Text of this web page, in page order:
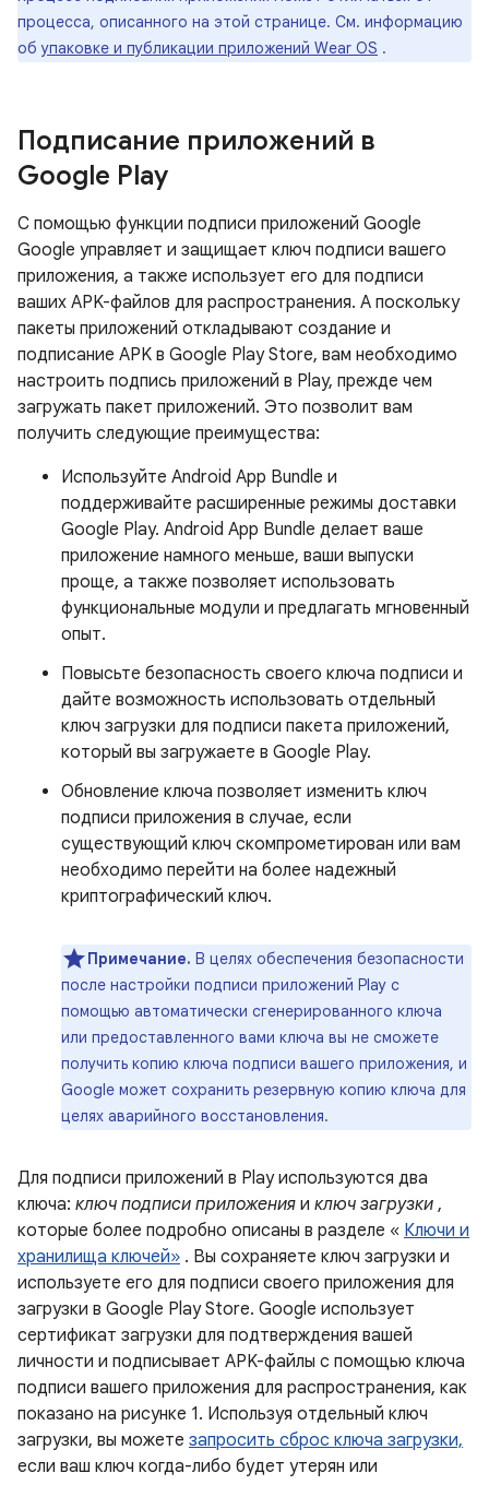
процесса, описанного на этой странице. См. информацию
обупаковке и публикации приложений Wear OS .
Подписание приложений в
Google Play
С помощью функции подписи приложений Google
Google управляет и защищает ключ подписи вашего
приложения, а также использует его для подписи
ваших APK-файлов для распространения. А поскольку
пакеты приложений откладывают создание и
подписание APK в Google Play Store, вам необходимо
настроить подпись приложений в Play, прежде чем
загружать пакет приложений. Это позволит вам
получить следующие преимущества:
Используйте Android App Bundle и
поддерживайте расширенные режимы доставки
Google Play. Android App Bundle делает ваше
приложение намного меньше, ваши выпуски
проще, а также позволяет использовать
функциональные модули и предлагать мгновенный
опыт.
Повысьте безопасность своего ключа подписи и
дайте возможность использовать отдельный
ключ загрузки для подписи пакета приложений,
который вы загружаете в Google Play.
Обновление ключа позволяет изменить ключ
подписи приложения в случае, если
существующий ключ скомпрометирован или вам
необходимо перейти на более надежный
криптографический ключ.
Примечание. В целях обеспечения безопасности
после настройки подписи приложений Play с
помощью автоматически сгенерированного ключа
или предоставленного вами ключа вы не сможете
получить копию ключа подписи вашего приложения, и
Google может сохранить резервную копию ключа для
целях аварийного восстановления.
Для подписи приложений в Play используются два
ключа: ключ подписи приложения и ключ загрузки ,
которые более подробно описаны в разделе « Ключи и
хранилища ключей» . Вы сохраняете ключ загрузки и
используете его для подписи своего приложения для
загрузки в Google Play Store. Google использует
сертификат загрузки для подтверждения вашей
личности и подписывает APK-файлы с помощью ключа
подписи вашего приложения для распространения, как
показано на рисунке 1. Используя отдельный ключ
загрузки, вы можете запросить сброс ключа загрузки,
если ваш ключ когда-либо будет утерян или